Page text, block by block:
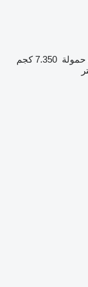
حمولة 7.350 كجم